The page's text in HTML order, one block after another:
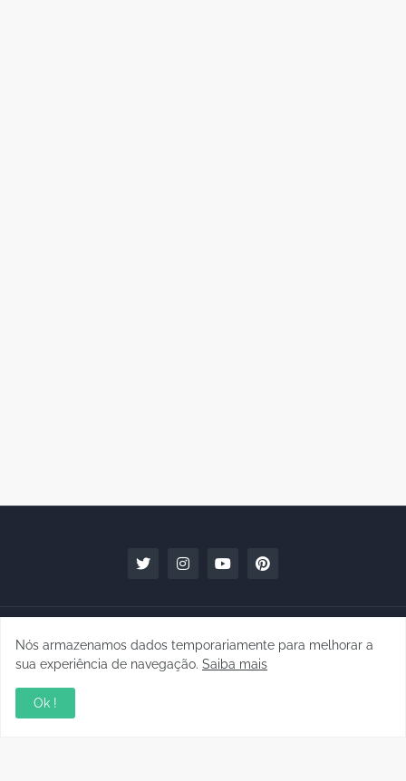
Nós armazenamos dados temporariamente para melhorar a
sua experiência de navegação. Saiba mais
Ok !